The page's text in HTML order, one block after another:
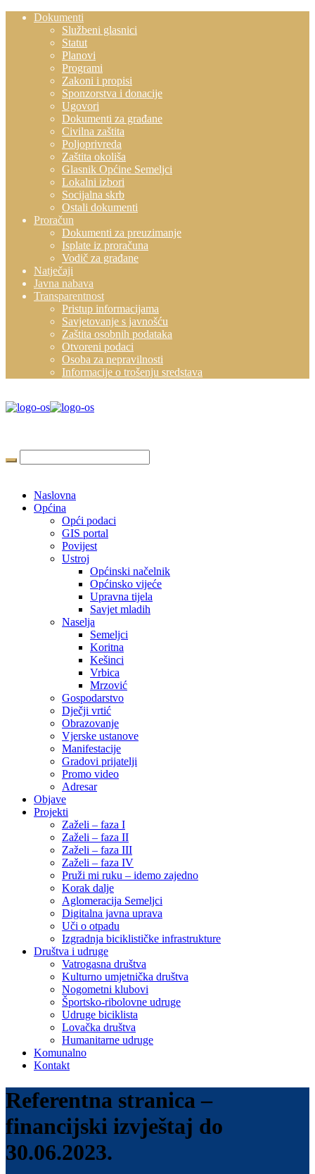
Dokumenti
Službeni glasnici
Statut
Planovi
Programi
Zakoni i propisi
Sponzorstva i donacije
Ugovori
Dokumenti za građane
Civilna zaštita
Poljoprivreda
Zaštita okoliša
Glasnik Općine Semeljci
Lokalni izbori
Socijalna skrb
Ostali dokumenti
Proračun
Dokumenti za preuzimanje
Isplate iz proračuna
Vodič za građane
Natječaji
Javna nabava
Transparentnost
Pristup informacijama
Savjetovanje s javnošću
Zaštita osobnih podataka
Otvoreni podaci
Osoba za nepravilnosti
Informacije o trošenju sredstava
Naslovna
Općina
Opći podaci
GIS portal
Povijest
Ustroj
Općinski načelnik
Općinsko vijeće
Upravna tijela
Savjet mladih
Naselja
Semeljci
Koritna
Kešinci
Vrbica
Mrzović
Gospodarstvo
Dječji vrtić
Obrazovanje
Vjerske ustanove
Manifestacije
Gradovi prijatelji
Promo video
Adresar
Objave
Projekti
Zaželi – faza I
Zaželi – faza II
Zaželi – faza III
Zaželi – faza IV
Pruži mi ruku – idemo zajedno
Korak dalje
Aglomeracija Semeljci
Digitalna javna uprava
Uči o otpadu
Izgradnja biciklističke infrastrukture
Društva i udruge
Vatrogasna društva
Kulturno umjetnička društva
Nogometni klubovi
Športsko-ribolovne udruge
Udruge biciklista
Lovačka društva
Humanitarne udruge
Komunalno
Kontakt
Referentna stranica –
financijski izvještaj do
30.06.2023.